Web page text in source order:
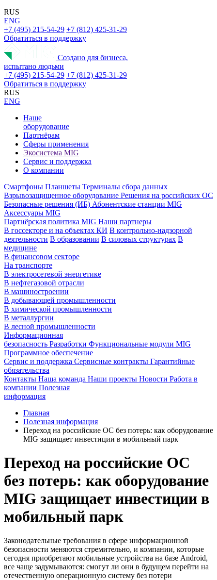
RUS
ENG
+7 (495) 215-54-29 +7 (812) 425-31-29
Обратиться в поддержку
Создано для бизнеса,
испытано людьми
+7 (495) 215-54-29 +7 (812) 425-31-29
Обратиться в поддержку
RUS
ENG
Наше
оборудование
Партнёрам
Сферы применения
Экосистема MIG
Сервис и поддержка
О компании
Смартфоны Планшеты Терминалы сбора данных
Взрывозащищенное оборудование Решения на российских ОС
Безопасные решения (ИБ) Абонентские станции MIG
Аксессуары MIG
Партнёрская политика MIG Наши партнеры
В госсекторе и на объектах КИ В контрольно-надзорной
деятельности В образовании В силовых структурах В
медицине
В финансовом секторе
На транспорте
В электросетевой энергетике
В нефтегазовой отрасли
В машиностроении
В добывающей промышленности
В химической промышленности
В металлургии
В лесной промышленности
Информационная
безопасность Разработки Функциональные модули MIG
Программное обеспечение
Сервис и поддержка Сервисные контракты Гарантийные
обязательства
Контакты Наша команда Наши проекты Новости Работа в
компании Полезная
информация
Главная
Полезная информация
Переход на российские ОС без потерь: как оборудование
MIG защищает инвестиции в мобильный парк
Переход на российские ОС
без потерь: как оборудование
MIG защищает инвестиции в
мобильный парк
Законодательные требования в сфере информационной
безопасности меняются стремительно, и компании, которые
сегодня приобретают мобильные устройства на базе Android,
все чаще задумываются: смогут ли они в будущем перейти на
отечественную операционную систему без потери